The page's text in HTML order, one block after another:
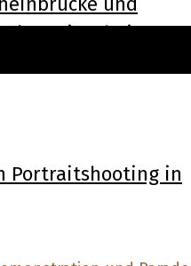
Artists beim
Portraitshooting in